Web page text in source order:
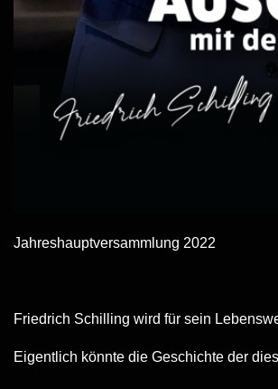
Jahreshauptversammlung 2022
Friedrich Schilling wird für sein
Eigentlich könnte die Geschichte der